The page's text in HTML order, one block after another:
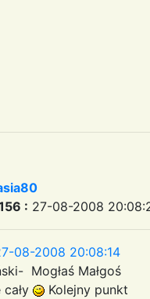
: 27-08-2008
08-2008 20:08:14
Mogłaś Małgoś
Kolejny punkt